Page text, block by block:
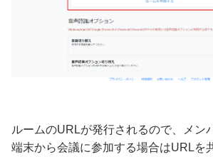
ルームのURLが発行されるので、メン
端末から会議に参加する場合はURLを